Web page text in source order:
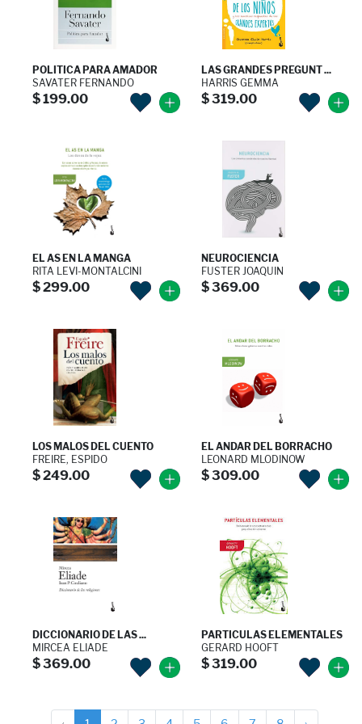
POLITICA PARA AMADOR
SAVATER FERNANDO
$ 199.00
LAS GRANDES PREGUNT ...
HARRIS GEMMA
$ 319.00
EL AS EN LA MANGA
RITA LEVI-MONTALCINI
$ 299.00
NEUROCIENCIA
FUSTER JOAQUIN
$ 369.00
LOS MALOS DEL CUENTO
FREIRE, ESPIDO
$ 249.00
EL ANDAR DEL BORRACHO
LEONARD MLODINOW
$ 309.00
DICCIONARIO DE LAS ...
MIRCEA ELIADE
$ 369.00
PARTICULAS ELEMENTALES
GERARD HOOFT
$ 319.00